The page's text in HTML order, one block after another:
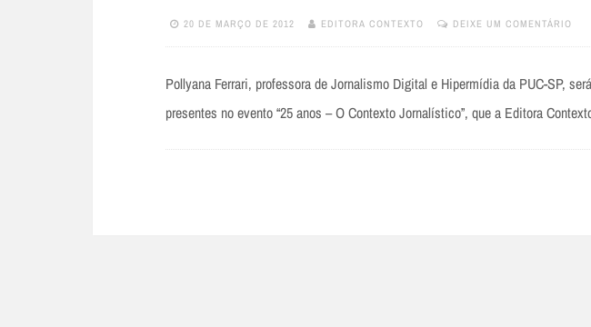
20 DE MARÇO DE 2012 EDITORA CONTEXTO DEIXE UM COMENTÁRIO
Pollyana Ferrari, professora de Jornalismo Digital e Hipermídia da PUC-SP,
presentes no evento “25 anos – O Contexto Jornalístico”, que a Editora